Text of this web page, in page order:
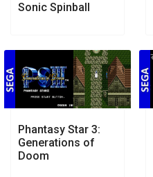
Sonic Spinball
Phantasy Star 3:
Generations of
Doom